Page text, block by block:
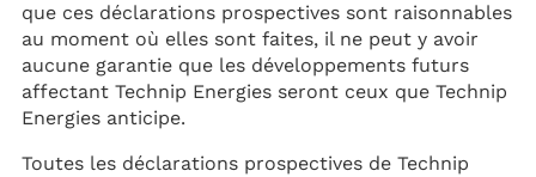
que ces déclarations prospectives sont raisonnables
au moment où elles sont faites, il ne peut y avoir
aucune garantie que les développements futurs
affectant Technip Energies seront ceux que Technip
Energies anticipe.
Toutes les déclarations prospectives de Technip